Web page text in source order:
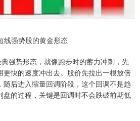
强势股的黄金形态
强势形态，就像跑步时的蓄力冲刺，先
快的速度冲出去。股价先拉出一根放倍
后进入缩量回调阶段，这个回调不是趋
的过程，关键是回调时不会跌破前期低